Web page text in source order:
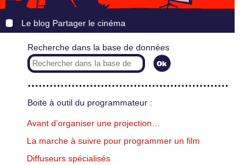
Le blog Partager le cinéma
Recherche dans la base de données
Boite à outil du programmateur :
Avant d’organiser une projection…
La marche à suivre pour programmer un film
Diffuseurs spécialisés